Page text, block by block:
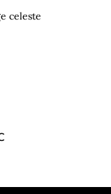
celeste